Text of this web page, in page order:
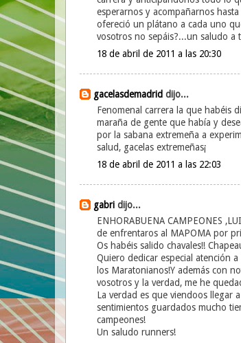
esperarnos y acompañarnos
ofereció un plátano a cada uno
vosotros no sepáis?...un saludo a
18 de abril de 2011 a las 20:30
gacelasdemadriddijo...
Fenomenal carrera la que habéis
maraña de gente que había y
por la sabana extremeña a
salud, gacelas extremeñas¡
18 de abril de 2011 a las 22:03
gabridijo...
ENHORABUENA CAMPEONES
de enfrentaros al MAPOMA por
Os habéis salido chavales!!
Quiero dedicar especial atención
los Maratonianos!Y además con
vosotros y la verdad, me he
La verdad es que viendoos llegar
sentimientos guardados mucho
campeones!
Un saludo runners!